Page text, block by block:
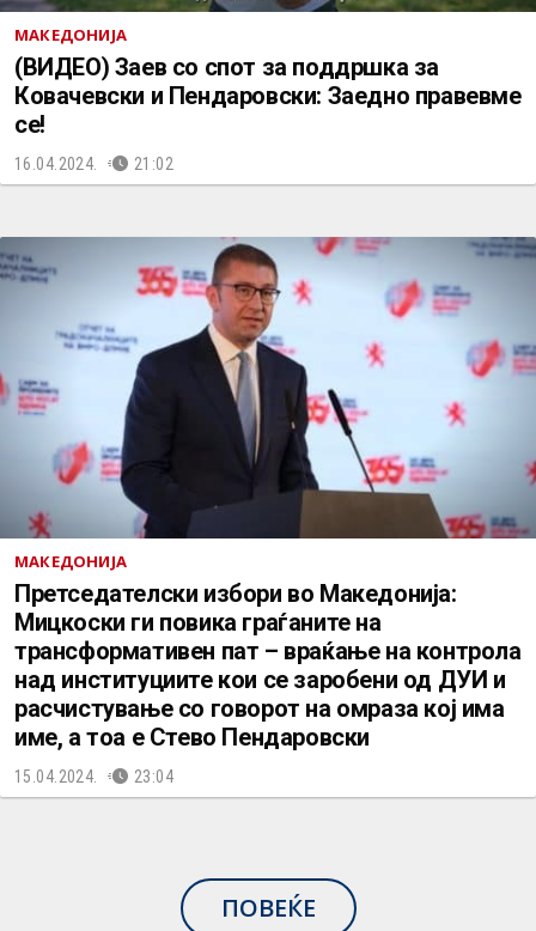
МАКЕДОНИЈА
(ВИДЕО) Заев со спот за поддршка за
Ковачевски и Пендаровски: Заедно правевме
се!
16.04.2024. 21:02
МАКЕДОНИЈА
Претседателски избори во Македонија:
Мицкоски ги повика граѓаните на
трансформативен пат – враќање на контрола
над институциите кои се заробени од ДУИ и
расчистување со говорот на омраза кој има
име, а тоа е Стево Пендаровски
15.04.2024. 23:04
ПОВЕЌЕ